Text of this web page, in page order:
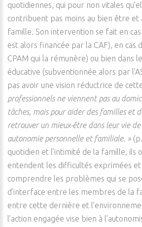
quotidiennes, qui pour non vitales
contribuent pas moins au bien être et
famille. Son intervention se fait en
est alors financée par la CAF), en cas
CPAM qui la rémunère) ou bien dans
éducative (subventionnée alors par
pas avoir une vision réductrice de
professionnels ne viennent pas au
tâches, mais pour aider des familles et
retrouver un mieux-être dans leur vie
autonomie personnelle et familiale. »
quotidien et l’intimité de la famille, ils
entendent les difficultés exprimées et
comprendre les problèmes qui se
d’interface entre les membres de la
entre cette dernière et
l’action engagée vise bien à